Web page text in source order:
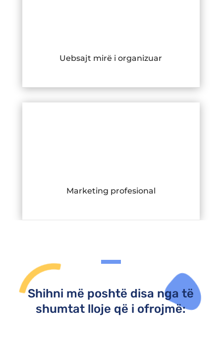
Uebsajt mirë i organizuar
Marketing profesional
Shihni më poshtë disa nga të
shumtat lloje që i ofrojmë: